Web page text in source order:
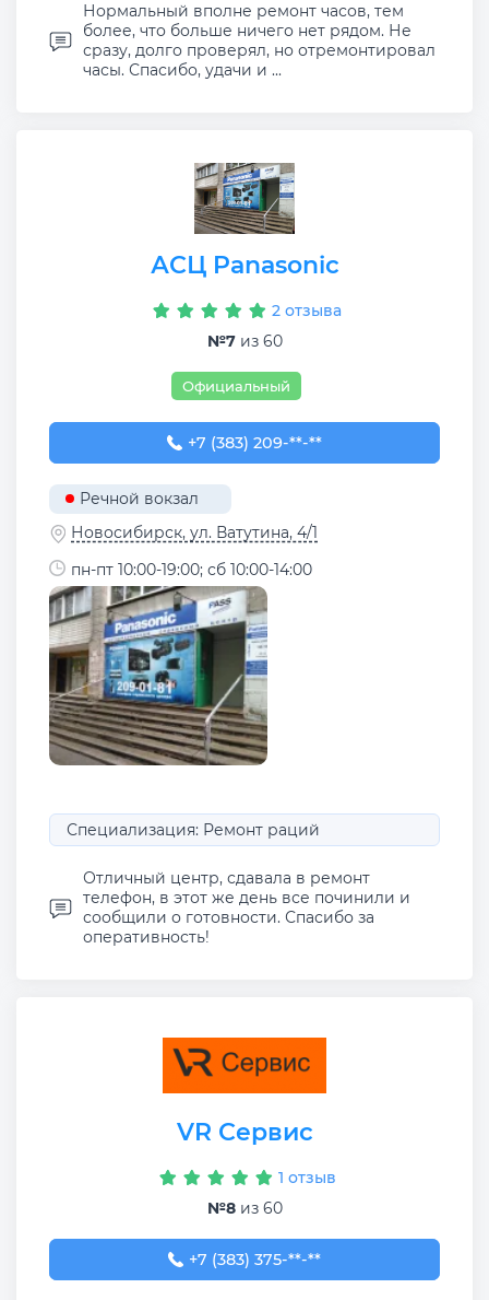
Нормальный вполне ремонт часов, тем
более, что больше ничего нет рядом. Не
сразу, долго проверял, но отремонтировал
часы. Спасибо, удачи и ...
АСЦ Panasonic
2 отзыва
№7из 60
Официальный
+7 (383) 209-01-81
+7 (383) 209-**-**
Речной вокзал
Новосибирск, ул. Ватутина, 4/1
пн-пт 10:00-19:00; сб 10:00-14:00
Специализация: Ремонт раций
Отличный центр, сдавала в ремонт
телефон, в этот же день все починили и
сообщили о готовности. Спасибо за
оперативность!
VR Сервис
1 отзыв
№8из 60
+7 (383) 375-47-11
+7 (383) 375-**-**